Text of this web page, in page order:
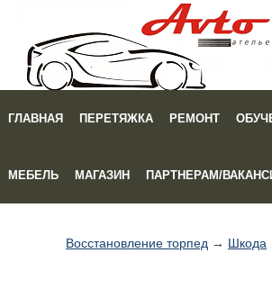
ГЛАВНАЯ ПЕРЕТЯЖКА РЕМОНТ
МЕБЕЛЬ МАГАЗИН ПАРТНЕРАМ/
Восстановление торпед → Шкода